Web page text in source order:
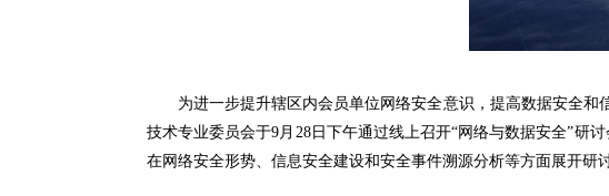
为进一步提升辖区内会员单位网络安全意识，提高数据安全和
技术专业委员会于9月28日下午通过线上召开“网络与数据安全”研
在网络安全形势、信息安全建设和安全事件溯源分析等方面展开研讨